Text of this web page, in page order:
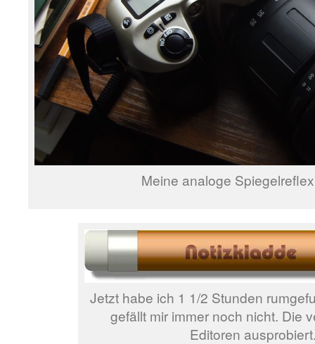
Meine analoge
Jetzt habe ich 1 1/2 Stunden
gefällt mir immer noch nicht. Die
Editoren